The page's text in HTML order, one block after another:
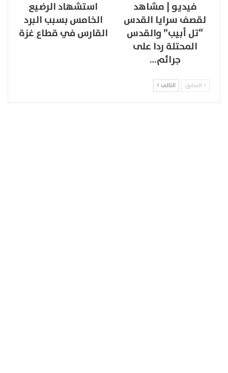
فيديو | مشاهد
لقصف سرايا القدس
“تل أبيب” والقدس
المحتلة ردا على
جرائم…
استشهاد الرضيع
الخامس بسبب البرد
القارس في قطاع غزة
السابق التالي